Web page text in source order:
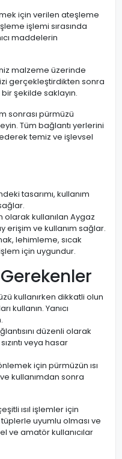
için verilen ateşleme
işlemi sırasında
maddelerin
malzeme üzerinde
gerçekleştirdikten sonra
şekilde saklayın.
sonrası pürmüzü
Tüm bağlantı yerlerini
temiz ve işlevsel
tasarımı, kullanım
olarak kullanılan Aygaz
erişim ve kullanım sağlar.
lehimleme, sıcak
için uygundur.
kullanırken dikkatli olun
kullanın. Yanıcı
düzenli olarak
veya hasar
önlemek için pürmüzün ısı
kullanımdan sonra
ısıl işlemler için
tüplerle uyumlu olması ve
ve amatör kullanıcılar